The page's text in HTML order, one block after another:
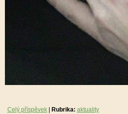
Celý příspěvek Rubrika: aktuality